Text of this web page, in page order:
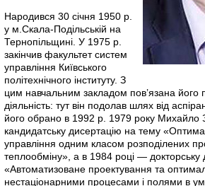
Народився 30 січня 1950 р.
у м.Скала-Подільській на
Тернопільщині. У 1975 р.
закінчив факультет систем
управління Київського
політехнічного інституту. З
цим навчальним закладом пов’язана його
діяльність: тут він подолав шлях від
його обрано в 1992 р. 1979 року Михайло
кандидатську дисертацію на тему
управління одним класом розподілених
теплообміну», а в 1984 році — докторську
«Автоматизоване проектування та
нестаціонарними процесами і полями в